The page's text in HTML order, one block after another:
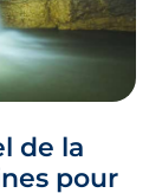
de la
pour